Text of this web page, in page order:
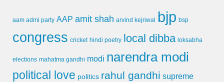
aam admi party AAP amit shah arvind kejriwal bjp bsp
congress cricket hindi poetry local dibba loksabha
elections mahatma gandhi modi narendra modi
political love politics rahul gandhi supreme